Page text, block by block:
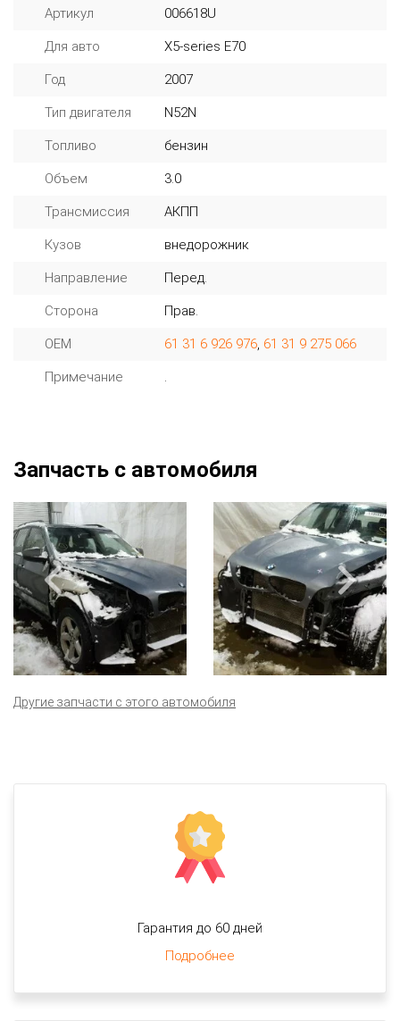
Артикул 006618U
Для авто X5-series E70
Год 2007
Тип двигателя N52N
Топливо бензин
Объем 3.0
Трансмиссия АКПП
Кузов внедорожник
Направление Перед.
Сторона Прав.
OEM 61 31 6 926 976, 61 31 9 275 066
Примечание .
Запчасть с автомобиля
Другие запчасти с этого автомобиля
Гарантия до 60 дней
Подробнее